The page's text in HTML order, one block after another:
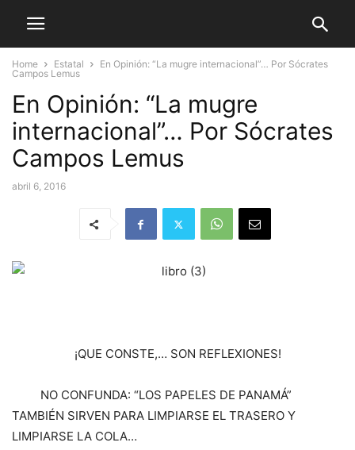
Home Estatal
En Opinión: “La mugre internacional”… Por Sócrates
Campos Lemus
En Opinión: “La mugre
internacional”… Por Sócrates
Campos Lemus
abril 6, 2016
¡QUE CONSTE,… SON REFLEXIONES!
NO CONFUNDA: “LOS PAPELES DE PANAMÁ”
TAMBIÉN SIRVEN PARA LIMPIARSE EL TRASERO Y
LIMPIARSE LA COLA…